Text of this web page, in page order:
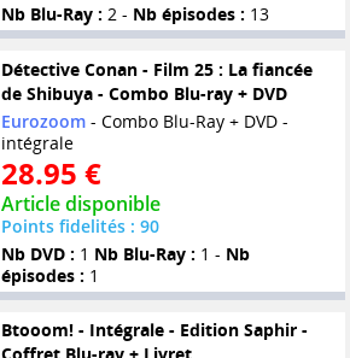
Nb Blu-Ray : 2 - Nb épisodes : 13
Détective Conan - Film 25 : La fiancée
de Shibuya - Combo Blu-ray + DVD
Eurozoom- Combo Blu-Ray + DVD -
intégrale
28.95 €
Article disponible
Points fidelités : 90
Nb DVD : 1 Nb Blu-Ray : 1 - Nb
épisodes : 1
Btooom! - Intégrale - Edition Saphir -